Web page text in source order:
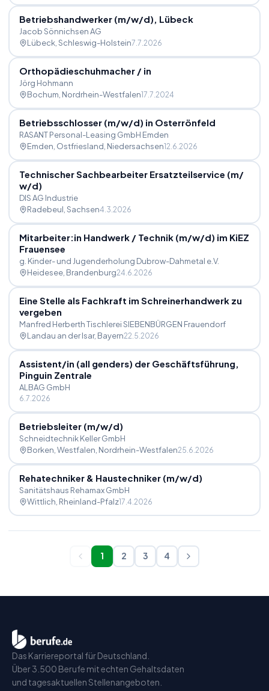
Betriebshandwerker (m/w/d), Lübeck
Jacob Sönnichsen AG
Lübeck, Schleswig-Holstein7.7.2026
Orthopädieschuhmacher /in
Jörg Hohmann
Bochum , Nordrhein-Westfalen17.7.2024
Betriebsschlosser (m/w/d) in Osterrönfeld
RASANT Personal-Leasing GmbH Emden
Emden, Ostfriesland , Niedersachsen12.6.2026
Technischer Sachbearbeiter Ersatzteilservice (m/
w/d)
DIS AG Industrie
Radebeul , Sachsen4.3.2026
Mitarbeiter:in Handwerk /Technik (m/w/d) im KiEZ
Frauensee
g. Kinder- und Jugenderholung Dubrow-Dahmetal e.V.
Heidesee, Brandenburg24.6.2026
Eine Stelle als Fachkraft im Schreinerhandwerk zu
vergeben
Manfred Herberth Tischlerei SIEBENBÜRGEN Frauendorf
Landau an der Isar, Bayern22.5.2026
Assistent/in (all genders) der Geschäftsführung,
Pinguin Zentrale
ALBAG GmbH
6.7.2026
Betriebsleiter (m/w/d)
Schneidtechnik Keller GmbH
Borken, Westfalen , Nordrhein-Westfalen25.6.2026
Rehatechniker & Haustechniker (m/w/d)
Sanitätshaus Rehamax GmbH
Wittlich , Rheinland-Pfalz17.4.2026
1 2 3 4
Das Karriereportal für Deutschland.
Über 3.500 Berufe mit echten Gehaltsdaten
und tagesaktuellen Stellenangeboten.